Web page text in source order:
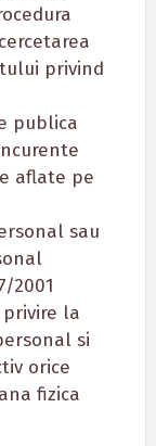
privind
publica
aflate pe
sau
2001
la
si
orice
fizica